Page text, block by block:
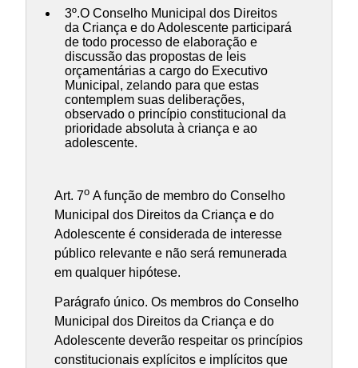
3º.O Conselho Municipal dos Direitos
da Criança e do Adolescente participará
de todo processo de elaboração e
discussão das propostas de leis
orçamentárias a cargo do Executivo
Municipal, zelando para que estas
contemplem suas deliberações,
observado o princípio constitucional da
prioridade absoluta à criança e ao
adolescente.
Art. 7o A função de membro do Conselho
Municipal dos Direitos da Criança e do
Adolescente é considerada de interesse
público relevante e não será remunerada
em qualquer hipótese.
Parágrafo único. Os membros do Conselho
Municipal dos Direitos da Criança e do
Adolescente deverão respeitar os princípios
constitucionais explícitos e implícitos que